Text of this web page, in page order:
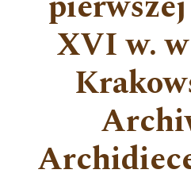
XVI w.